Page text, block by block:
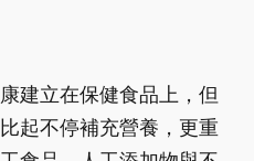
建立在保健食品上，但
起不停補充營養，更重